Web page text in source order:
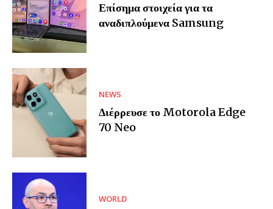
Επίσημα στοιχεία για τα
αναδιπλούμενα Samsung
NEWS
Διέρρευσε το Motorola Edge
70 Neo
WORLD